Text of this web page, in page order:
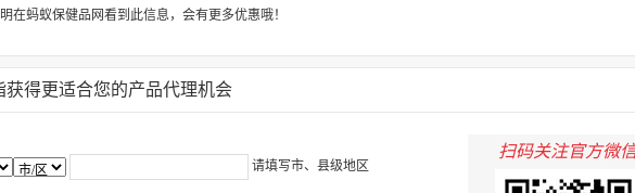
在蚂蚁保健品网看到此信息，会有更多优惠哦！
获得更适合您的产品代理机会
扫码关注官方微
请填写市、县级地区